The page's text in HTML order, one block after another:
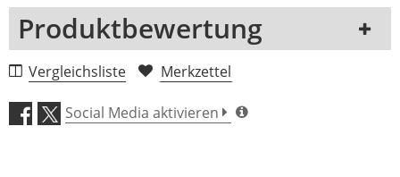
Produktbewertung
1 Rezension
5 Sterne
4 Sterne
Vergleichsliste Merkzettel
Social Media aktivieren